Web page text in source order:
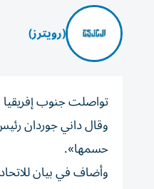
(رويترز)
تواصلت جنوب إفريقيا
وقال داني جوردان
حسمها».
وأضاف ‌في بيان